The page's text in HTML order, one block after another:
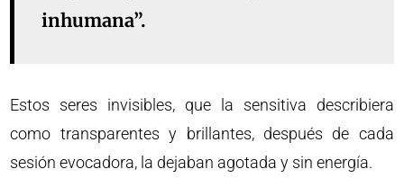
inhumana”.
Estos seres invisibles, que la sensitiva describiera
como transparentes y brillantes, después de cada
sesión evocadora, la dejaban agotada y sin energía.